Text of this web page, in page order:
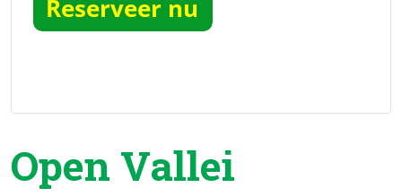
Open Vallei